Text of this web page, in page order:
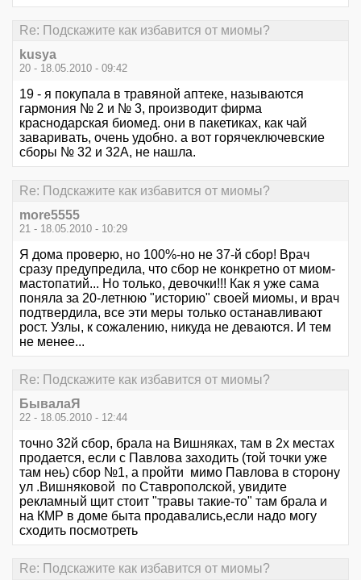
Re: Подскажите как избавится от миомы?
kusya
20 - 18.05.2010 - 09:42
19 - я покупала в травяной аптеке, называются
гармония № 2 и № 3, производит фирма
краснодарская биомед. они в пакетиках, как чай
заваривать, очень удобно. а вот горячеключевские
сборы № 32 и 32А, не нашла.
Re: Подскажите как избавится от миомы?
more5555
21 - 18.05.2010 - 10:29
Я дома проверю, но 100%-но не 37-й сбор! Врач
сразу предупредила, что сбор не конкретно от миом-
мастопатий... Но только, девочки!!! Как я уже сама
поняла за 20-летнюю "историю" своей миомы, и врач
подтвердила, все эти меры только останавливают
рост. Узлы, к сожалению, никуда не деваются. И тем
не менее...
Re: Подскажите как избавится от миомы?
БывалаЯ
22 - 18.05.2010 - 12:44
точно 32й сбор, брала на Вишняках, там в 2х местах
продается, если с Павлова заходить (той точки уже
там неь) сбор №1, а пройти мимо Павлова в сторону
ул .Вишняковой по Ставрополской, увидите
рекламный щит стоит "травы такие-то" там брала и
на КМР в доме быта продавались,если надо могу
сходить посмотреть
Re: Подскажите как избавится от миомы?